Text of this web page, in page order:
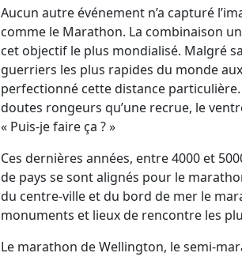
Aucun autre événement n’a capturé
comme le Marathon. La combinaison
cet objectif le plus mondialisé. Malgré
guerriers les plus rapides du monde
perfectionné cette distance
doutes rongeurs qu’une recrue, le
« Puis-je faire ça ? »
Ces dernières années, entre 4000 et
de pays se sont alignés pour le
du centre-ville et du bord de mer le
monuments et lieux de rencontre les
Le marathon de Wellington, le semi-